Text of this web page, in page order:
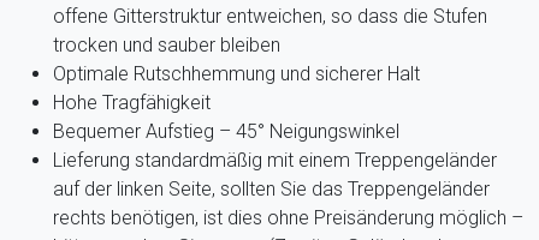
offene Gitterstruktur entweichen, so dass die Stufen
trocken und sauber bleiben
Optimale Rutschhemmung und sicherer Halt
Hohe Tragfähigkeit
Bequemer Aufstieg – 45° Neigungswinkel
Lieferung standardmäßig mit einem Treppengeländer
auf der linken Seite, sollten Sie das Treppengeländer
rechts benötigen, ist dies ohne Preisänderung möglich –